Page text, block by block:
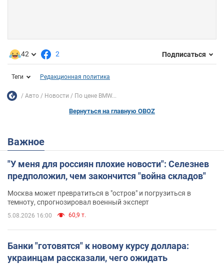
42 2 Подписаться
Теги Редакционная политика
Авто Новости По цене BMW...
Вернуться на главную OBOZ
Важное
"У меня для россиян плохие новости": Селезнев
предположил, чем закончится "война складов"
Москва может превратиться в "остров" и погрузиться в
темноту, спрогнозировал военный эксперт
5.08.2026 16:00 60,9 т.
Банки "готовятся" к новому курсу доллара:
украинцам рассказали, чего ожидать